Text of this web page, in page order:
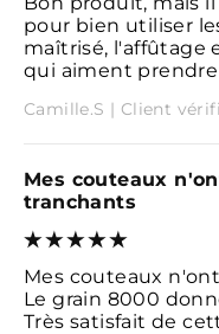
pour bien utiliser
maîtrisé, l'affûtage
qui aiment
Camille.S | Client
Mes couteaux
tranchants
Mes couteaux
Le grain 8000
Très satisfait de